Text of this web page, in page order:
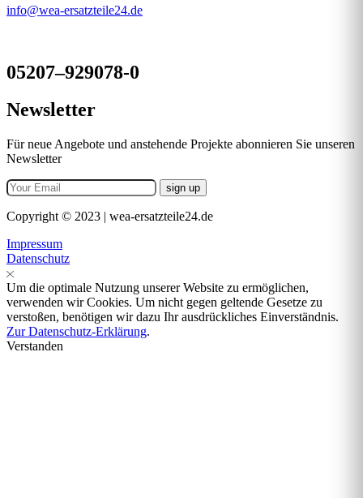
info@wea-ersatzteile24.de
05207–929078-0
Newsletter
Für neue Angebote und anstehende Projekte abonnieren Sie unseren
Newsletter
Copyright © 2023 | wea-ersatzteile24.de
Impressum
Datenschutz
Um die optimale Nutzung unserer Website zu ermöglichen,
verwenden wir Cookies. Um nicht gegen geltende Gesetze zu
verstoßen, benötigen wir dazu Ihr ausdrückliches Einverständnis.
Zur Datenschutz-Erklärung.
Verstanden